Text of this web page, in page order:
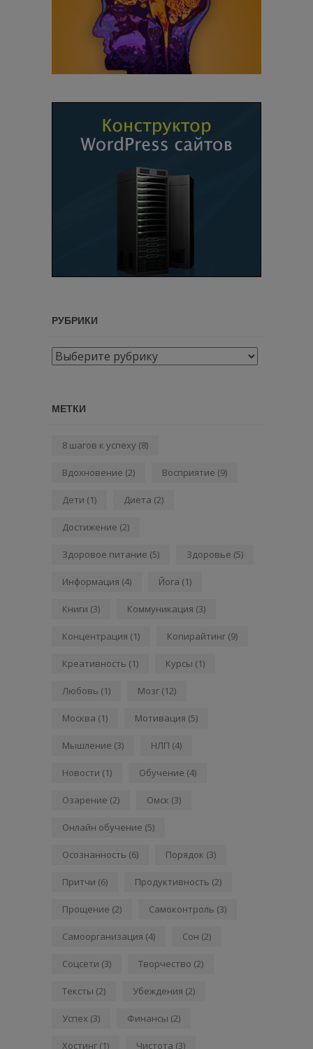
РУБРИКИ
Рубрики
МЕТКИ
8 шагов к успеху (8)
Вдохновение (2) Восприятие (9)
Дети (1) Диета (2)
Достижение (2)
Здоровое питание (5) Здоровье (5)
Информация (4) Йога (1)
Книги (3) Коммуникация (3)
Концентрация (1) Копирайтинг (9)
Креативность (1) Курсы (1)
Любовь (1) Мозг (12)
Москва (1) Мотивация (5)
Мышление (3) НЛП (4)
Новости (1) Обучение (4)
Озарение (2) Омск (3)
Онлайн обучение (5)
Осознанность (6) Порядок (3)
Притчи (6) Продуктивность (2)
Прощение (2) Самоконтроль (3)
Самоорганизация (4) Сон (2)
Соцсети (3) Творчество (2)
Тексты (2) Убеждения (2)
Успех (3) Финансы (2)
Хостинг (1) Чистота (3)